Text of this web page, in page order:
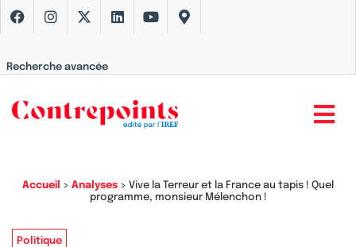
Recherche avancée
Accueil > Analyses > Vive la Terreur et la France au tapis ! Quel
programme, monsieur Mélenchon !
Politique